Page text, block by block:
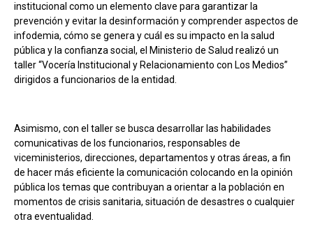
institucional como un elemento clave para garantizar la
prevención y evitar la desinformación y comprender aspectos de
infodemia, cómo se genera y cuál es su impacto en la salud
pública y la confianza social, el Ministerio de Salud realizó un
taller “Vocería Institucional y Relacionamiento con Los Medios”
dirigidos a funcionarios de la entidad.
Asimismo, con el taller se busca desarrollar las habilidades
comunicativas de los funcionarios, responsables de
viceministerios, direcciones, departamentos y otras áreas, a fin
de hacer más eficiente la comunicación colocando en la opinión
pública los temas que contribuyan a orientar a la población en
momentos de crisis sanitaria, situación de desastres o cualquier
otra eventualidad.